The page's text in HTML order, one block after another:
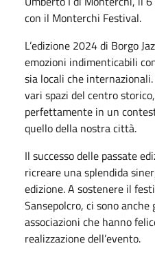
con il Monterchi Festival.
L’edizione 2024 di Borgo
emozioni indimenticabili
sia locali che
vari spazi del centro
perfettamente in un
quello della nostra città.
Il successo delle passate
ricreare una splendida
edizione. A sostenere il
Sansepolcro, ci sono anche
associazioni che hanno
realizzazione dell’evento.